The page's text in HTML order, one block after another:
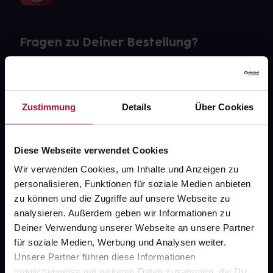
Zustimmung Details Über Cookies
Diese Webseite verwendet Cookies
Wir verwenden Cookies, um Inhalte und Anzeigen zu
personalisieren, Funktionen für soziale Medien anbieten
zu können und die Zugriffe auf unsere Webseite zu
analysieren. Außerdem geben wir Informationen zu
Deiner Verwendung unserer Webseite an unsere Partner
für soziale Medien, Werbung und Analysen weiter.
Unsere Partner führen diese Informationen
Fragen zu Deiner Bestellung?
FAQ
gesund.de
Über uns
Karriere